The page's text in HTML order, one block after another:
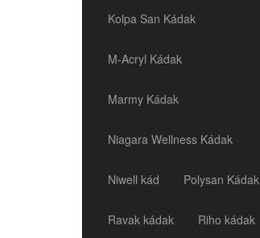
Kolpa San Kádak
M-Acryl Kádak
Marmy Kádak
Niagara Wellness Kádak
Niwell kád Polysan Kádak
Ravak kádak Riho kádak